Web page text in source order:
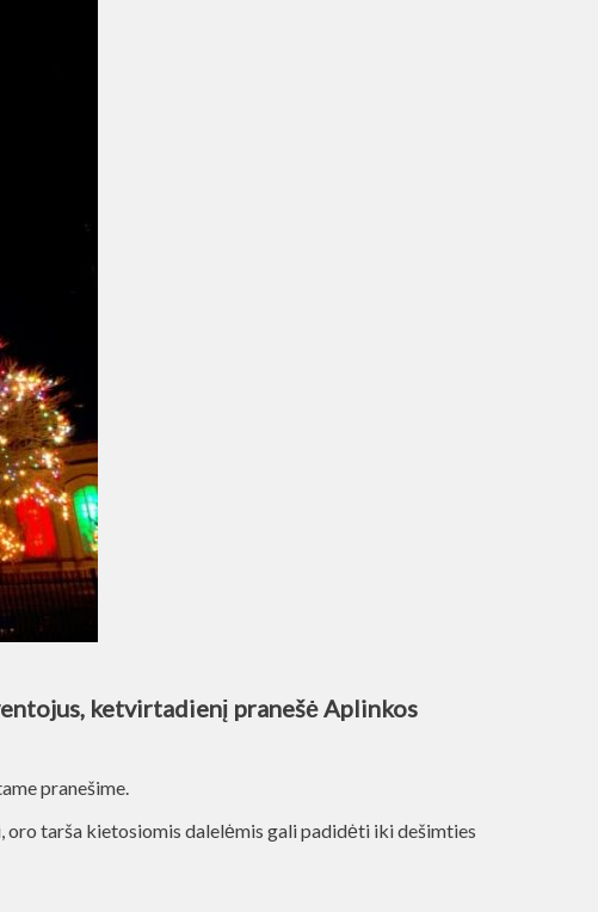
ketvirtadienį pranešė Aplinkos
pranešime.
tarša kietosiomis dalelėmis gali padidėti iki dešimties